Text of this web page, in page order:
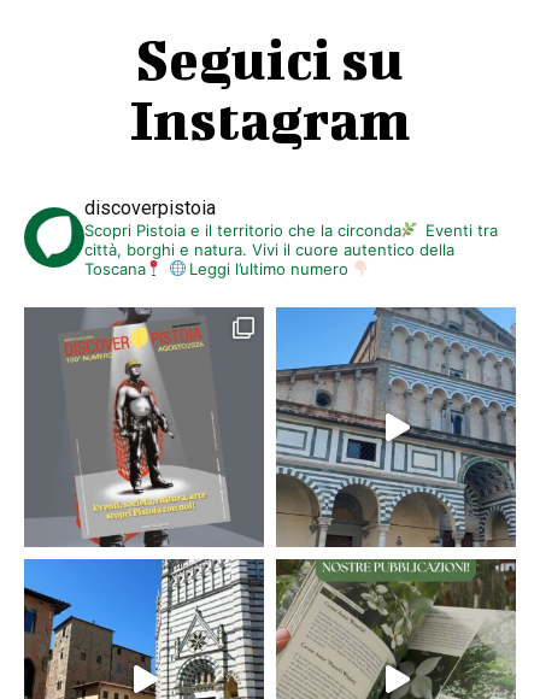
Seguici su
Instagram
discoverpistoia
Scopri Pistoia e il territorio che la circonda
Eventi tra
città, borghi e natura. Vivi il cuore autentico della
Toscana
Leggi l’ultimo numero